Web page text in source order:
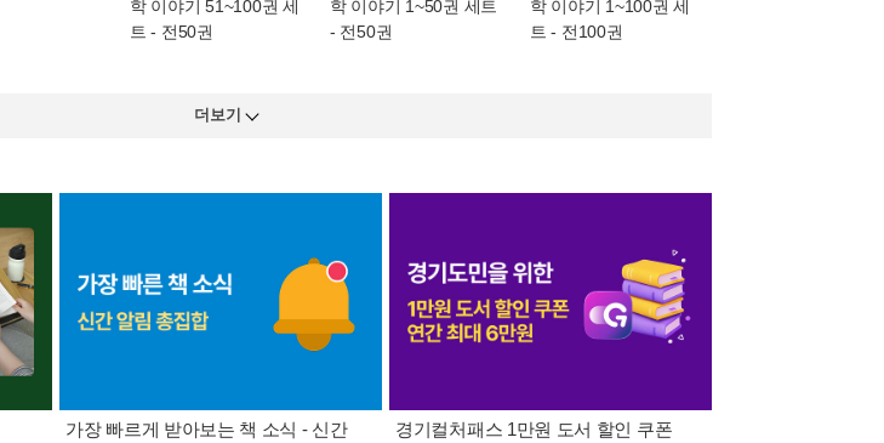
학 이야기 51~100권 세
트 - 전50권
학 이야기 1~50권 세트
- 전50권
학 이야기 1~100권 세
트 - 전100권
더보기
가장 빠르게 받아보는 책 소식 - 신간
경기컬처패스 1만원 도서 할인 쿠폰